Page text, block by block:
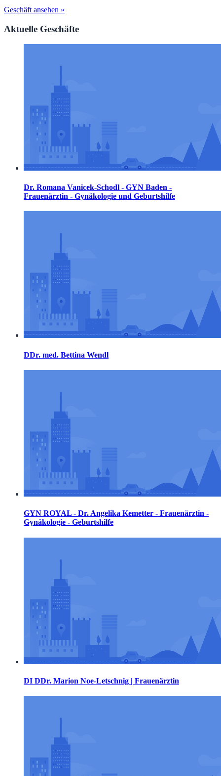
Geschäft ansehen »
Aktuelle Geschäfte
Dr. Romana Vanicek-Schodl - GYN Baden -
Frauenärztin - Gynäkologie und Geburtshilfe
DDr. med. Bettina Wendl
GYN ROYAL - Dr. Angelika Kemetter - Frauenärztin -
Gynäkologie - Geburtshilfe
DI DDr. Marion Noe-Letschnig | Frauenärztin